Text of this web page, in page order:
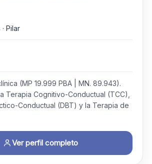
Pilar
(MP 19.999 PBA | MN. 89.943).
Terapia Cognitivo-Conductual (TCC),
Conductual (DBT) y la Terapia de
Ver perfil completo